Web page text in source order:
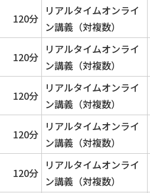
120分
リアルタイムオンライ
ン講義（対複数）
120分
リアルタイムオンライ
ン講義（対複数）
120分
リアルタイムオンライ
ン講義（対複数）
120分
リアルタイムオンライ
ン講義（対複数）
120分
リアルタイムオンライ
ン講義（対複数）